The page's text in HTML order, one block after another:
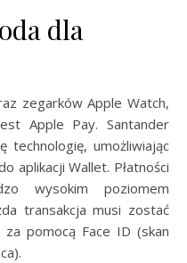
dla
zegarków Apple Watch,
Apple Pay. Santander
technologię, umożliwiając
aplikacji Wallet. Płatności
wysokim poziomem
transakcja musi zostać
pomocą Face ID (skan